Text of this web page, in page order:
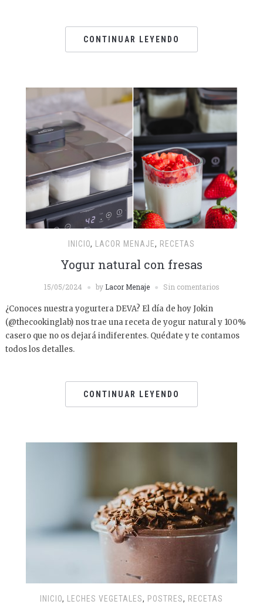
CONTINUAR LEYENDO
INICIO, LACOR MENAJE, RECETAS
Yogur natural con fresas
15/05/2024 by Lacor Menaje Sin comentarios
¿Conoces nuestra yogurtera DEVA? El día de hoy Jokin
(@thecookinglab) nos trae una receta de yogur natural y 100%
casero que no os dejará indiferentes. Quédate y te contamos
todos los detalles.
CONTINUAR LEYENDO
INICIO, LECHES VEGETALES, POSTRES, RECETAS